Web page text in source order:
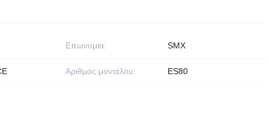
Επωνυμία: SMX
Αριθμός μοντέλου: ES80